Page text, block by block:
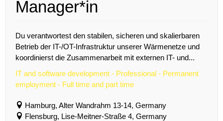
Manager*in
Du verantwortest den stabilen, sicheren und skalierbaren
Betrieb der IT-/OT-Infrastruktur unserer Wärmenetze und
koordinierst die Zusammenarbeit mit externen IT- und...
IT and software development - Professional - Permanent
employment - Full time and part time
Hamburg, Alter Wandrahm 13-14, Germany
Flensburg, Lise-Meitner-Straße 4, Germany